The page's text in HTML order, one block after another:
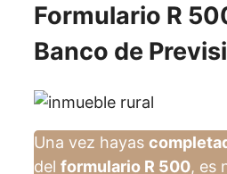
Formulario R
Banco de
Una vez hayas
del formulario R 500, es